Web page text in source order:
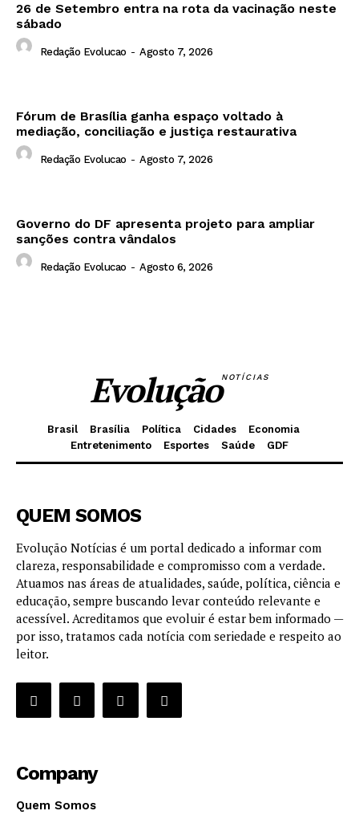
26 de Setembro entra na rota da vacinação neste
sábado
Redação Evolucao - Agosto 7, 2026
Fórum de Brasília ganha espaço voltado à
mediação, conciliação e justiça restaurativa
Redação Evolucao - Agosto 7, 2026
Governo do DF apresenta projeto para ampliar
sanções contra vândalos
Redação Evolucao - Agosto 6, 2026
EvoluçãoNOTÍCIAS
Brasil Brasília Política Cidades
Economia
Entretenimento
Esportes Saúde GDF
QUEM SOMOS
Evolução Notícias é um portal dedicado a informar com
clareza, responsabilidade e compromisso com a verdade.
Atuamos nas áreas de atualidades, saúde, política, ciência e
educação, sempre buscando levar conteúdo relevante e
acessível. Acreditamos que evoluir é estar bem informado —
por isso, tratamos cada notícia com seriedade e respeito ao
leitor.
Company
Quem Somos